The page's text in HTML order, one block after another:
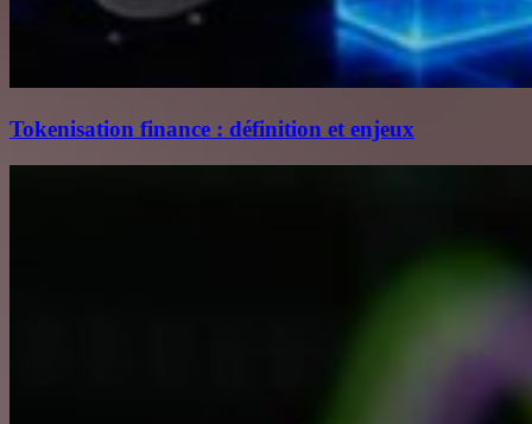
Tokenisation finance : définition et enjeux